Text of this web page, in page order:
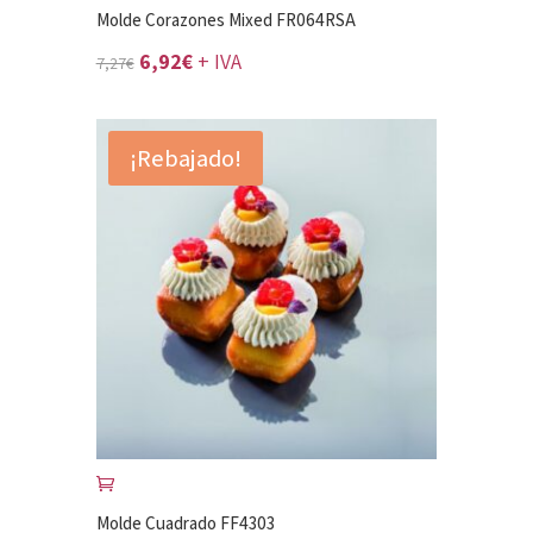
Molde Corazones Mixed FR064RSA
7,27€ El
original
era:
6,92€El
actual
es:
6,92€.
+ IVA
¡Rebajado!
Molde Cuadrado FF4303